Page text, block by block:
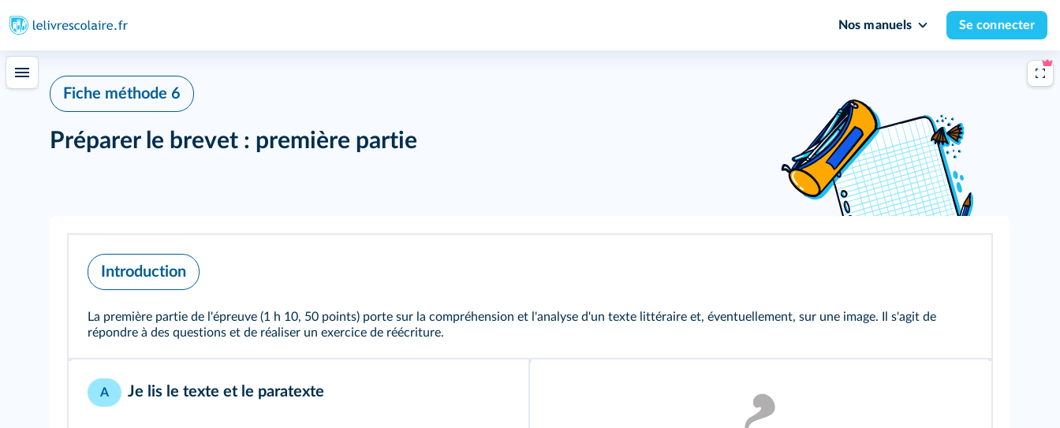
Nos manuels
Se connecter
Fiche méthode 6
Préparer le brevet : première partie
Introduction
La première partie de l'épreuve (1 h 10, 50 points) porte sur la compréhension et l'analyse d'un texte littéraire et, éventuellement, sur une image. Il s'agit de
répondre à des questions et de réaliser un exercice de réécriture.
A Je lis le texte et le paratexte